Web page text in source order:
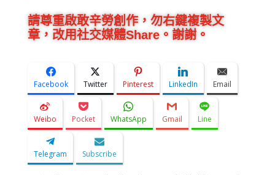
請尊重啟敢辛勞創作，勿右鍵複製文
章，改用社交媒體Share。謝謝。
Facebook Twitter Pinterest LinkedIn Email
Weibo Pocket WhatsApp Gmail Line
Telegram Subscribe